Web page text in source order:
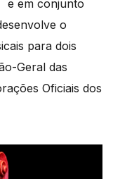
e em conjunto
o
para dois
Geral das
Oficiais dos